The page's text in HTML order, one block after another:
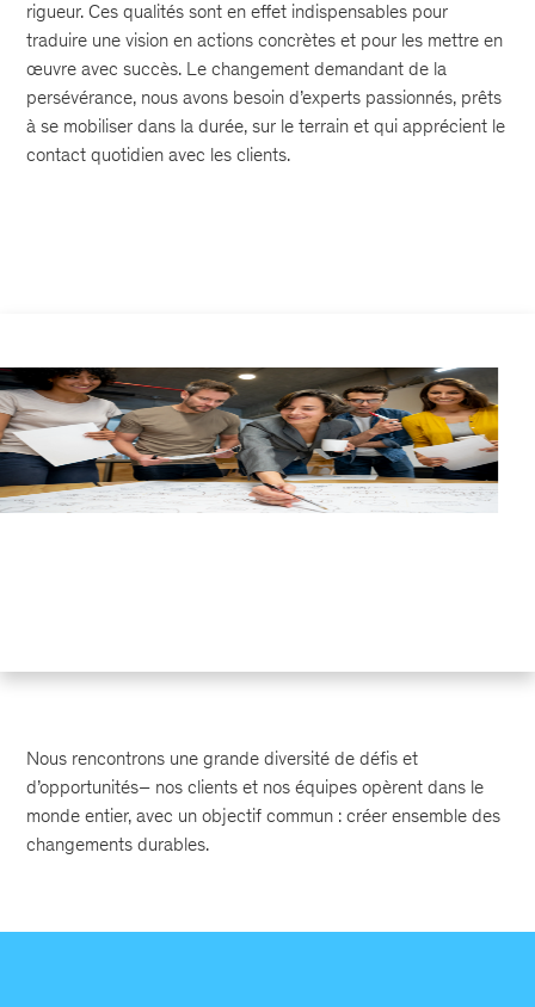
rigueur. Ces qualités sont en effet indispensables pour
traduire une vision en actions concrètes et pour les mettre en
œuvre avec succès. Le changement demandant de la
persévérance, nous avons besoin d’experts passionnés, prêts
à se mobiliser dans la durée, sur le terrain et qui apprécient le
contact quotidien avec les clients.
Nous rencontrons une grande diversité de défis et
d’opportunités– nos clients et nos équipes opèrent dans le
monde entier, avec un objectif commun : créer ensemble des
changements durables.